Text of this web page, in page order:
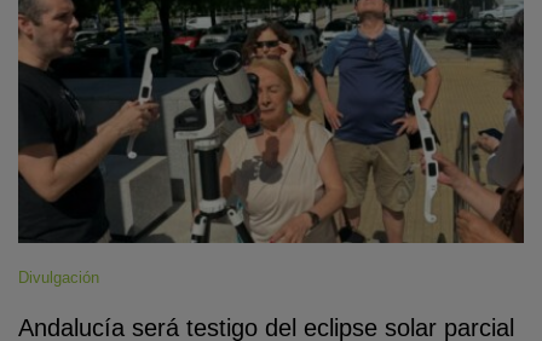
Divulgación
Andalucía será testigo del eclipse solar parcial